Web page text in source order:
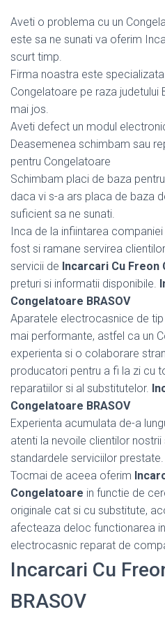
Aveti o problema cu un
este sa ne sunati va oferim
scurt timp.
Firma noastra este
Congelatoare pe raza judetului
mai jos.
Aveti defect un modul
Deasemenea schimbam sau
pentru Congelatoare
Schimbam placi de baza
daca vi s-a ars placa de baza
suficient sa ne sunati.
Inca de la infiintarea
fost si ramane servirea
servicii de Incarcari Cu Freon
preturi si informatii disponibile.
Congelatoare BRASOV
Aparatele electrocasnice de
mai performante, astfel ca un
experienta si o colaborare
producatori pentru a fi la zi cu
reparatiilor si al substitutelor.
Congelatoare BRASOV
Experienta acumulata de-a
atenti la nevoile clientilor
standardele serviciilor prestate.
Tocmai de aceea oferim
Congelatoare in functie de
originale cat si cu substitute,
afecteaza deloc functionarea
electrocasnic reparat de
Incarcari Cu
BRASOV